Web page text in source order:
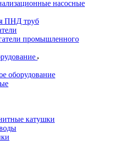
насосные
ПНД труб
промышленного
оборудование
катушки